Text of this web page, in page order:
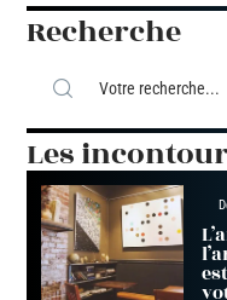
Recherche
Les